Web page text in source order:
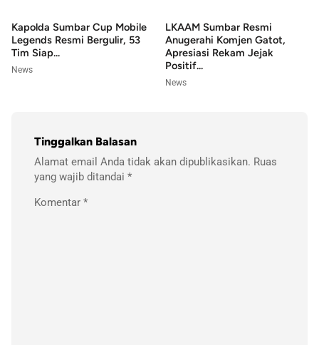
Kapolda Sumbar Cup Mobile
Legends Resmi Bergulir, 53
Tim Siap...
News
LKAAM Sumbar Resmi
Anugerahi Komjen Gatot,
Apresiasi Rekam Jejak
Positif...
News
Tinggalkan Balasan
Alamat email Anda tidak akan dipublikasikan. Ruas
yang wajib ditandai *
Komentar *